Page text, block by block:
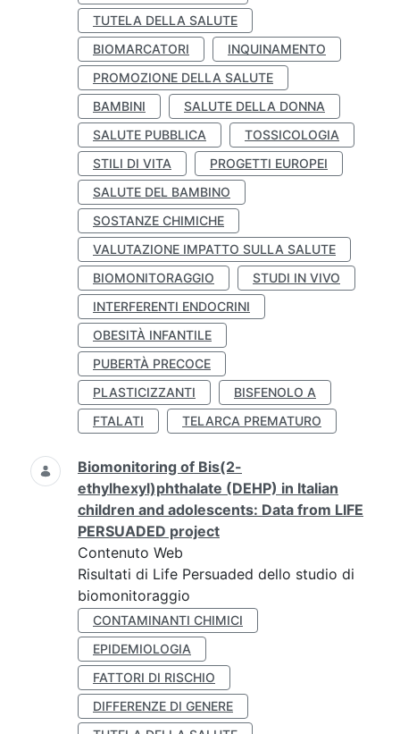
TUTELA DELLA SALUTE
BIOMARCATORI
INQUINAMENTO
PROMOZIONE DELLA SALUTE
BAMBINI
SALUTE DELLA DONNA
SALUTE PUBBLICA
TOSSICOLOGIA
STILI DI VITA
PROGETTI EUROPEI
SALUTE DEL BAMBINO
SOSTANZE CHIMICHE
VALUTAZIONE IMPATTO SULLA SALUTE
BIOMONITORAGGIO
STUDI IN VIVO
INTERFERENTI ENDOCRINI
OBESITÀ INFANTILE
PUBERTÀ PRECOCE
PLASTICIZZANTI
BISFENOLO A
FTALATI
TELARCA PREMATURO
Biomonitoring of Bis(2-
ethylhexyl)phthalate (DEHP) in Italian
children and adolescents: Data from LIFE
PERSUADED project
Contenuto Web
Risultati di Life Persuaded dello studio di
biomonitoraggio
CONTAMINANTI CHIMICI
EPIDEMIOLOGIA
FATTORI DI RISCHIO
DIFFERENZE DI GENERE